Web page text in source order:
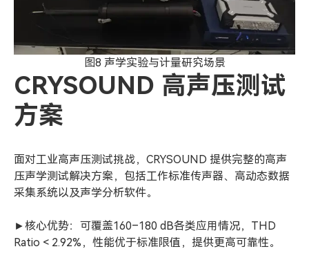
图8 声学实验与计量研究场景
CRYSOUND 高声压测试
方案
面对工业高声压测试挑战，CRYSOUND 提供完整的高声
压声学测试解决方案，包括工作标准传声器、高动态数据
采集系统以及声学分析软件。
►核心优势：可覆盖160–180 dB各类应用情况，THD
Ratio < 2.92%，性能优于标准限值，提供更高可靠性。